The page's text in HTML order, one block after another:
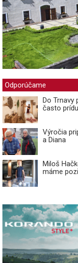
Odporúčame
Do Trnavy
často
Výročia
a Diana
Miloš
máme